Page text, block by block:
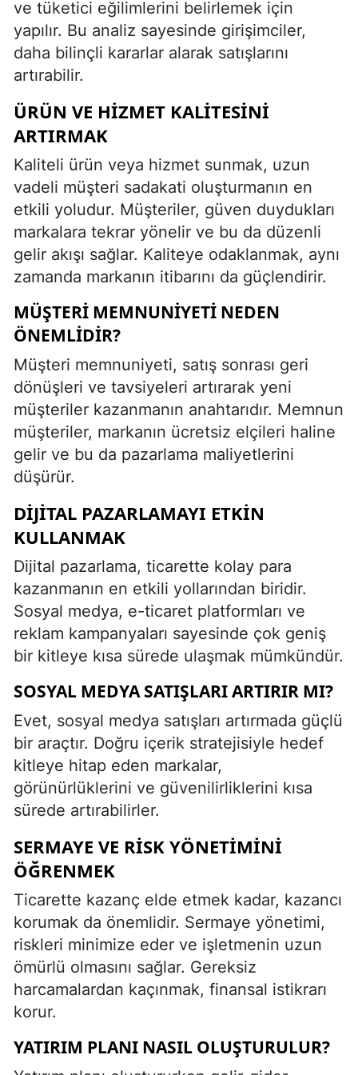
ve tüketici eğilimlerini belirlemek için
yapılır. Bu analiz sayesinde girişimciler,
daha bilinçli kararlar alarak satışlarını
artırabilir.
ÜRÜN VE HIZMET KALITESINI
ARTIRMAK
Kaliteli ürün veya hizmet sunmak, uzun
vadeli müşteri sadakati oluşturmanın en
etkili yoludur. Müşteriler, güven duydukları
markalara tekrar yönelir ve bu da düzenli
gelir akışı sağlar. Kaliteye odaklanmak, aynı
zamanda markanın itibarını da güçlendirir.
MÜŞTERI MEMNUNIYETI NEDEN
ÖNEMLIDIR?
Müşteri memnuniyeti, satış sonrası geri
dönüşleri ve tavsiyeleri artırarak yeni
müşteriler kazanmanın anahtarıdır. Memnun
müşteriler, markanın ücretsiz elçileri haline
gelir ve bu da pazarlama maliyetlerini
düşürür.
DIJITAL PAZARLAMAYI ETKIN
KULLANMAK
Dijital pazarlama, ticarette kolay para
kazanmanın en etkili yollarından biridir.
Sosyal medya, e-ticaret platformları ve
reklam kampanyaları sayesinde çok geniş
bir kitleye kısa sürede ulaşmak mümkündür.
SOSYAL MEDYA SATIŞLARI ARTIRIR MI?
Evet, sosyal medya satışları artırmada güçlü
bir araçtır. Doğru içerik stratejisiyle hedef
kitleye hitap eden markalar,
görünürlüklerini ve güvenilirliklerini kısa
sürede artırabilirler.
SERMAYE VE RISK YÖNETIMINI
ÖĞRENMEK
Ticarette kazanç elde etmek kadar, kazancı
korumak da önemlidir. Sermaye yönetimi,
riskleri minimize eder ve işletmenin uzun
ömürlü olmasını sağlar. Gereksiz
harcamalardan kaçınmak, finansal istikrarı
korur.
YATIRIM PLANI NASIL OLUŞTURULUR?